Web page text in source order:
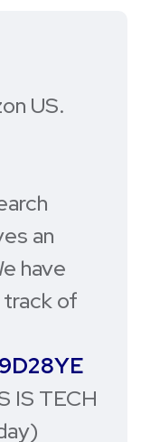
US.
an
have
of
IS TECH